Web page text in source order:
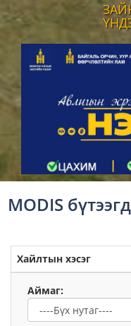
MODIS
Хайлтын хэсэг
Аймаг: